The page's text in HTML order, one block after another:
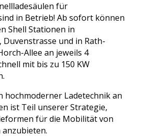
für
in Betrieb! Ab sofort können
Shell Stationen in
Duvenstrasse und in Rath-
Allee an jeweils 4
mit bis zu 150 KW
hochmoderner Ladetechnik an
ist Teil unserer Strategie,
für die Mobilität von